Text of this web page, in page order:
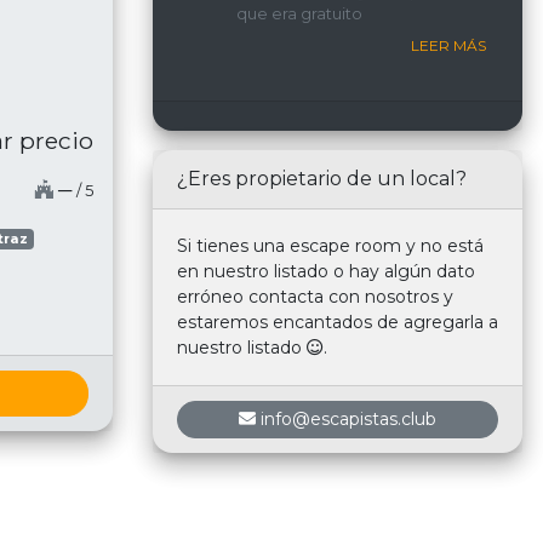
precio
─ / 5
nosotros.
que era gratuito
LEER MÁS
¿Eres propietario de un local?
Si tienes una escape room y no está
en nuestro listado o hay algún dato
erróneo contacta con nosotros y
estaremos encantados de agregarla a
nuestro listado
.
info@escapistas.club